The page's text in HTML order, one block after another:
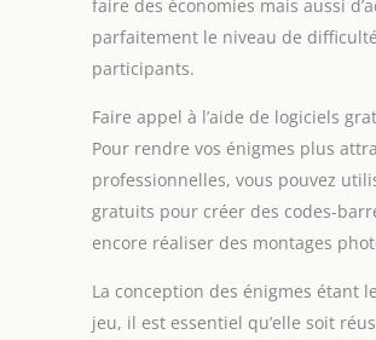
Idéal
faire des économies mais aussi
parfaitement le niveau de
participants.
Faire appel à l’aide de logiciels
Pour rendre vos énigmes plus
professionnelles, vous pouvez
gratuits pour créer des codes-
encore réaliser des montages
La conception des énigmes étant
jeu, il est essentiel qu’elle soit